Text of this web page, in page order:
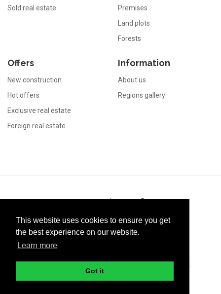
This website uses cookies to ensure you get
the best experience on our website.
Learn more
Got it
Sold real estate
Premises
Land plots
Forests
Offers
New construction
Hot offers
Exclusive real estate
Foreign real estate
Information
About us
Regions gallery
© 2026 Green Investment Group. All rights reserved.